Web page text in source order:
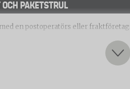
PAKETSTRUL
en postoperatörs eller
för försvunna, försenade eller
betyder det företaget du handlat